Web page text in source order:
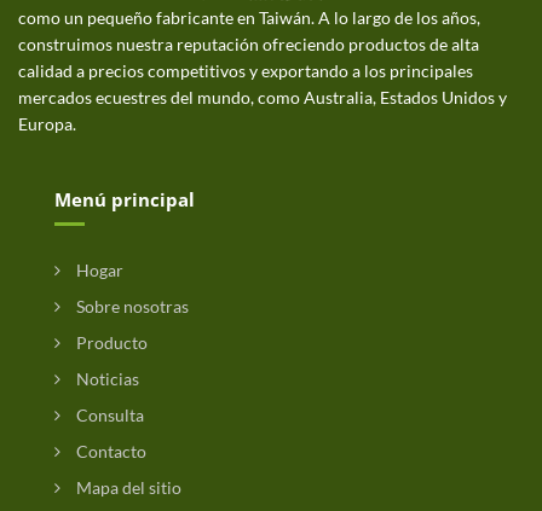
como un pequeño fabricante en Taiwán. A lo largo de los años,
construimos nuestra reputación ofreciendo productos de alta
calidad a precios competitivos y exportando a los principales
mercados ecuestres del mundo, como Australia, Estados Unidos y
Europa.
Menú principal
Hogar
Sobre nosotras
Producto
Noticias
Consulta
Contacto
Mapa del sitio